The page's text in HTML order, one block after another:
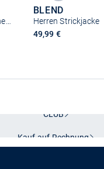
BLEND
Herren Strickjacke
49,99 €
CLUB
Kauf auf Rechnung